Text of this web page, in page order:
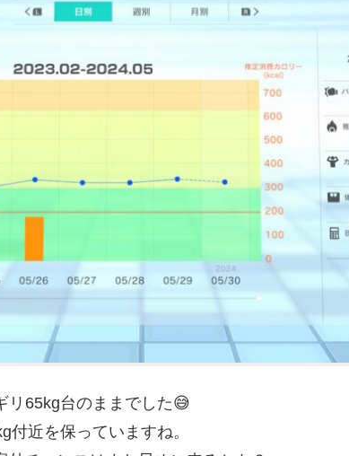
リ65kg台のままでした😅
付近を保っていますね。